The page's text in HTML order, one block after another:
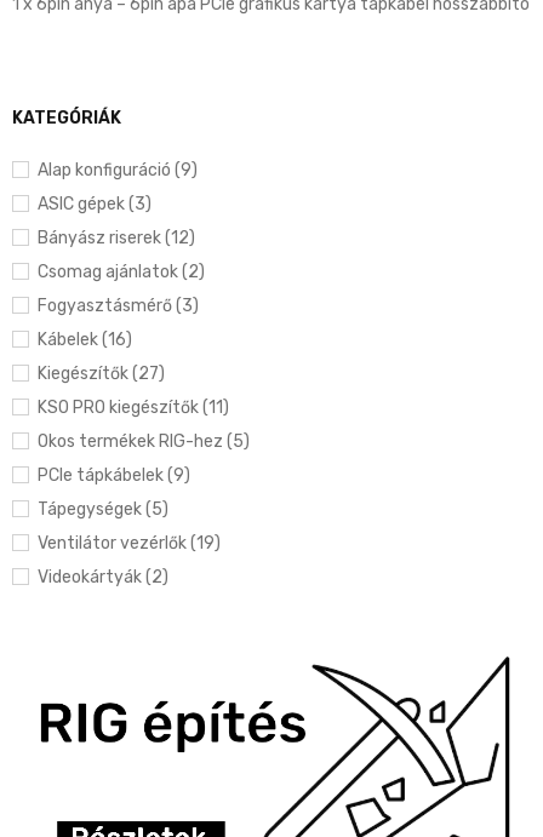
KATEGÓRIÁK
Alap konfiguráció (9)
ASIC gépek (3)
Bányász riserek (12)
Csomag ajánlatok (2)
Fogyasztásmérő (3)
Kábelek (16)
Kiegészítők (27)
KS0 PRO kiegészítők (11)
Okos termékek RIG-hez (5)
PCIe tápkábelek (9)
Tápegységek (5)
Ventilátor vezérlők (19)
Videokártyák (2)
1 x 6pin anya – 6pin apa PCIe grafikus kártya tápkábel hosszabbító